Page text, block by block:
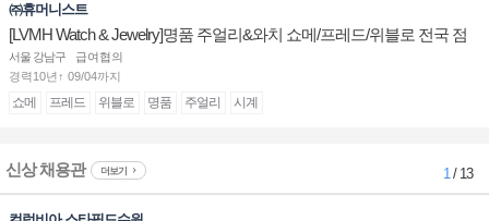
㈜휴머니스트
[LVMH Watch & Jewelry]명품 주얼리&와치 쇼메/프레드/위블로 전국 점
장/부점장/판매사원 채용
서울 강남구
급여협의
경력10년↑ 09/04까지
쇼메 프레드 위블로 명품 주얼리 시계
신상 채용관 더보기 1/ 13